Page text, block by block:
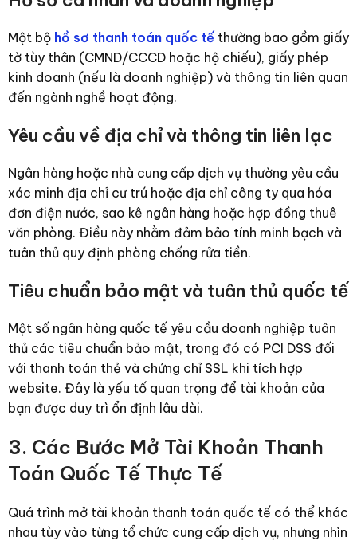
Một bộ hồ sơ thanh toán quốc tế thường bao gồm giấy
tờ tùy thân (CMND/CCCD hoặc hộ chiếu), giấy phép
kinh doanh (nếu là doanh nghiệp) và thông tin liên quan
đến ngành nghề hoạt động.
Yêu cầu về địa chỉ và thông tin liên lạc
Ngân hàng hoặc nhà cung cấp dịch vụ thường yêu cầu
xác minh địa chỉ cư trú hoặc địa chỉ công ty qua hóa
đơn điện nước, sao kê ngân hàng hoặc hợp đồng thuê
văn phòng. Điều này nhằm đảm bảo tính minh bạch và
tuân thủ quy định phòng chống rửa tiền.
Tiêu chuẩn bảo mật và tuân thủ quốc tế
Một số ngân hàng quốc tế yêu cầu doanh nghiệp tuân
thủ các tiêu chuẩn bảo mật, trong đó có PCI DSS đối
với thanh toán thẻ và chứng chỉ SSL khi tích hợp
website. Đây là yếu tố quan trọng để tài khoản của
bạn được duy trì ổn định lâu dài.
3. Các Bước Mở Tài Khoản Thanh
Toán Quốc Tế Thực Tế
Quá trình mở tài khoản thanh toán quốc tế có thể khác
nhau tùy vào từng tổ chức cung cấp dịch vụ, nhưng nhìn